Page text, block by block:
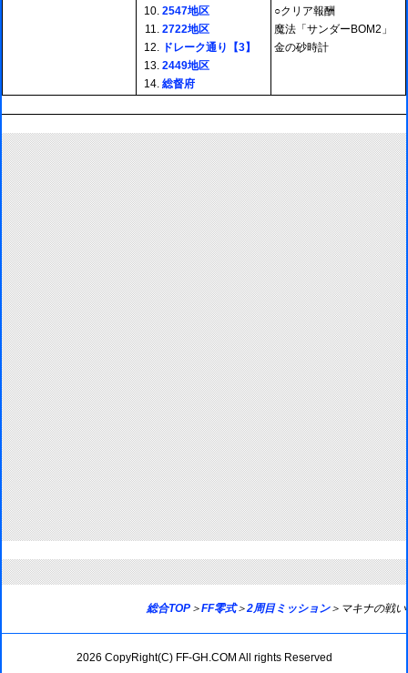
2547地区
2722地区
ドレーク通り【3】
2449地区
総督府
○クリア報酬
魔法「サンダーBOM2」
金の砂時計
総合TOP ＞FF零式＞2周目ミッション＞マキナの戦い
2026 CopyRight(C) FF-GH.COM All rights Reserved